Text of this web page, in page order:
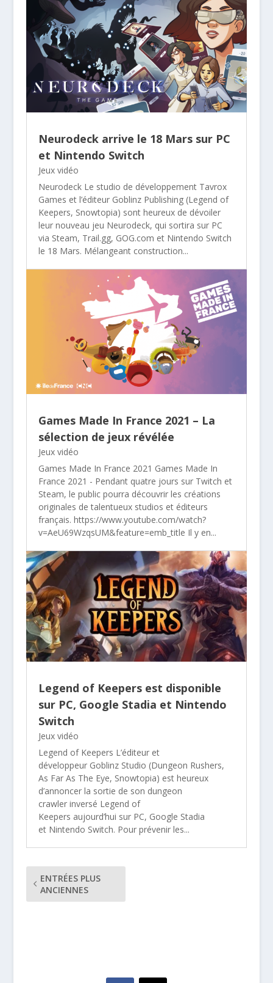
Neurodeck arrive le 18 Mars sur PC
et Nintendo Switch
Jeux vidéo
Neurodeck Le studio de développement Tavrox
Games et l’éditeur Goblinz Publishing (Legend of
Keepers, Snowtopia) sont heureux de dévoiler
leur nouveau jeu Neurodeck, qui sortira sur PC
via Steam, Trail.gg, GOG.com et Nintendo Switch
le 18 Mars. Mélangeant construction...
Games Made In France 2021 – La
sélection de jeux révélée
Jeux vidéo
Games Made In France 2021 Games Made In
France 2021 - Pendant quatre jours sur Twitch et
Steam, le public pourra découvrir les créations
originales de talentueux studios et éditeurs
français. https://www.youtube.com/watch?
v=AeU69WzqsUM&feature=emb_title Il y en...
Legend of Keepers est disponible
sur PC, Google Stadia et Nintendo
Switch
Jeux vidéo
Legend of Keepers L’éditeur et
développeur Goblinz Studio (Dungeon Rushers,
As Far As The Eye, Snowtopia) est heureux
d’annoncer la sortie de son dungeon
crawler inversé Legend of
Keepers aujourd’hui sur PC, Google Stadia
et Nintendo Switch. Pour prévenir les...
ENTRÉES PLUS
ANCIENNES